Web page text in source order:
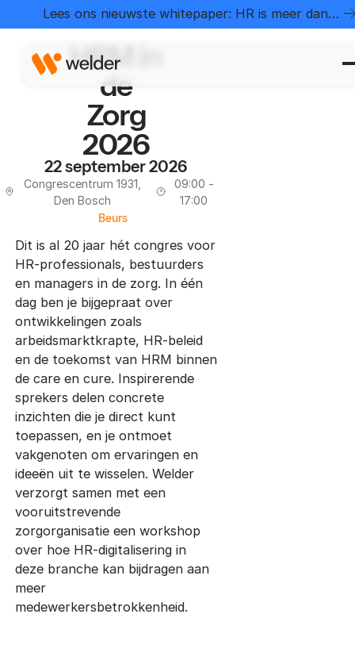
Lees ons nieuwste whitepaper: HR is meer dan
administratie
Home Evenementen HRM in de Zorg 2026
HRM in
de
Zorg
2026
22 september 2026
Congrescentrum 1931,
Den Bosch
09:00 -
17:00
Beurs
Dit is al 20 jaar hét congres voor
HR-professionals, bestuurders
en managers in de zorg. In één
dag ben je bijgepraat over
ontwikkelingen zoals
arbeidsmarktkrapte, HR-beleid
en de toekomst van HRM binnen
de care en cure. Inspirerende
sprekers delen concrete
inzichten die je direct kunt
toepassen, en je ontmoet
vakgenoten om ervaringen en
ideeën uit te wisselen. Welder
verzorgt samen met een
vooruitstrevende
zorgorganisatie een workshop
over hoe HR-digitalisering in
deze branche kan bijdragen aan
meer
medewerkersbetrokkenheid.